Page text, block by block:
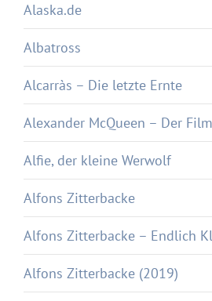
Alaska.de
Albatross
Alcarràs – Die letzte Ernte
Alexander McQueen – Der Film
Alfie, der kleine Werwolf
Alfons Zitterbacke
Alfons Zitterbacke – Endlich
Alfons Zitterbacke (2019)